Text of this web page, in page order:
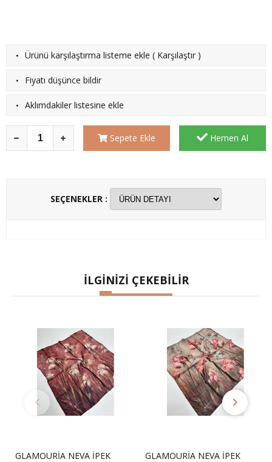
· Ürünü karşılaştırma listeme ekle ( Karşılaştır )
· Fiyatı düşünce bildir
· Aklımdakiler listesine ekle
Sepete Ekle Hemen Al
SEÇENEKLER :
İLGİNİZİ ÇEKEBİLİR
NEVA İPEK
GLAMOURİA NEVA İPEK
GLAMOURİA